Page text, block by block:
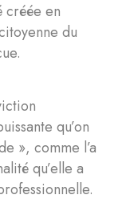
créée en
du
qu’on
», comme l’a
qu’elle a